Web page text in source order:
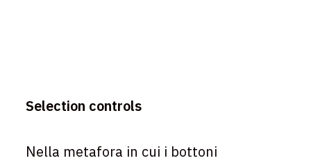
Selection controls
Nella metafora in cui i bottoni